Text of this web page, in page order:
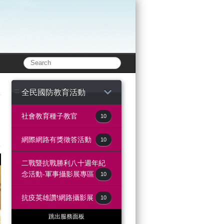
::: 全民國防教育活動
社會教育種子教官 10
網際網路有獎徵答活動 10
二戰暨抗戰勝利八十週年紀
念活動-軍事攝影展專區
10
抗疫英雄讚!網路攝影展 10
跳出服務面板